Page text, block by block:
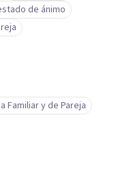
de ánimo
Familiar y de Pareja